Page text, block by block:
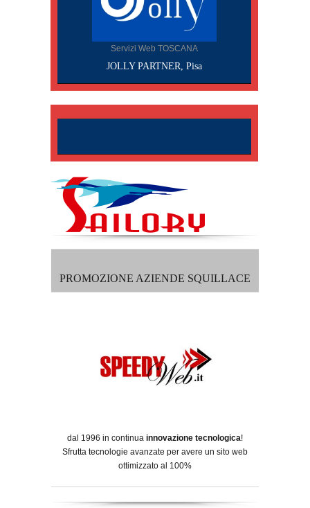
Servizi Web TOSCANA
JOLLY PARTNER, Pisa
PROMOZIONE AZIENDE SQUILLACE
dal 1996 in continua innovazione tecnologica!
Sfrutta tecnologie avanzate per avere un sito web
ottimizzato al 100%